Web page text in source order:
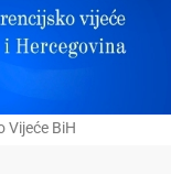
Vijeće BiH